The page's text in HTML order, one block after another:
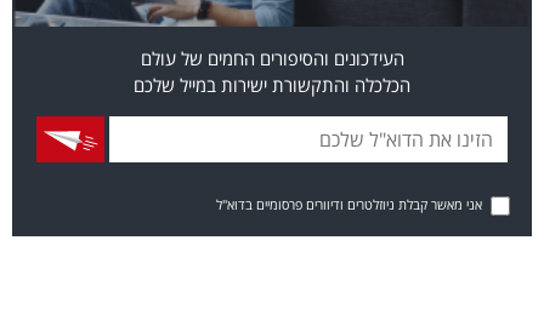
העידכונים והסיפורים החמים של עולם
הכלכלה והתקשורת ישירות במייל שלכם
אני מאשר קבלת ניוזלטרים ודיוורים פרסומיים בדוא"ל